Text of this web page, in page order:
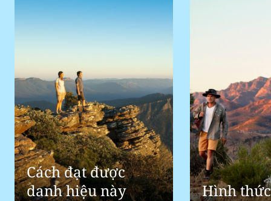
Cách đạt được
danh hiệu này
Hình